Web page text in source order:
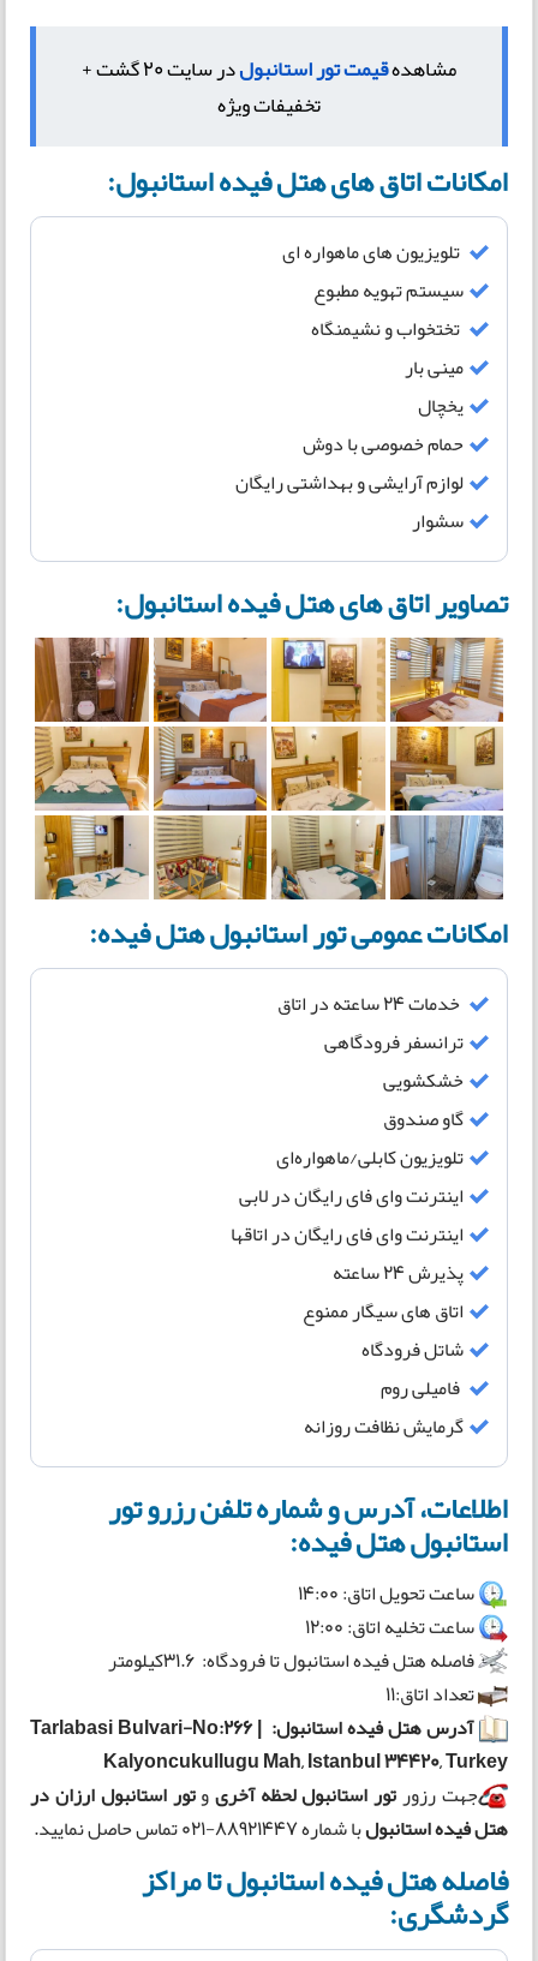
مشاهدهقیمت تور استانبول
در سایت 20 گشت +
تخفیفات ویژه
امکانات اتاق های هتل فیده استانبول:
تلویزیون های ماهواره ای
سیستم تهویه مطبوع
تختخواب و نشیمنگاه
مینی بار
یخچال
حمام خصوصی با دوش
لوازم آرایشی و بهداشتی رایگان
سشوار
تصاویر اتاق های هتل فیده استانبول:
امکانات عمومی تور استانبول هتل فیده:
خدمات 24 ساعته در اتاق
ترانسفر فرودگاهی
خشکشویی
گاو صندوق
تلویزیون کابلی/ماهواره‌ای
اینترنت وای فای رایگان در لابی
اینترنت وای فای رایگان در اتاقها
پذیرش 24 ساعته
اتاق های سیگار ممنوع
شاتل فرودگاه
فامیلی روم
گرمایش نظافت روزانه
اطلاعات، آدرس و شماره تلفن رزرو تور
استانبول هتل فیده:
ساعت تحویل اتاق: 14:00
ساعت تخلیه اتاق: 12:00
فاصله هتل فیده استانبول تا فرودگاه: 31.6کیلومتر
تعداد اتاق:11
آدرس هتل فیده استانبول: Tarlabasi Bulvari-No:266 |
Kalyoncukullugu Mah, Istanbul 34420, Turkey
جهت رزورتور استانبول لحظه آخریوتور استانبول ارزان در
هتل فیده استانبولبا شماره 88921447-021 تماس حاصل نمایید.
فاصله هتل فیده استانبول تا مراکز
گردشگری: